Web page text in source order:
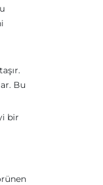
Bu
bir